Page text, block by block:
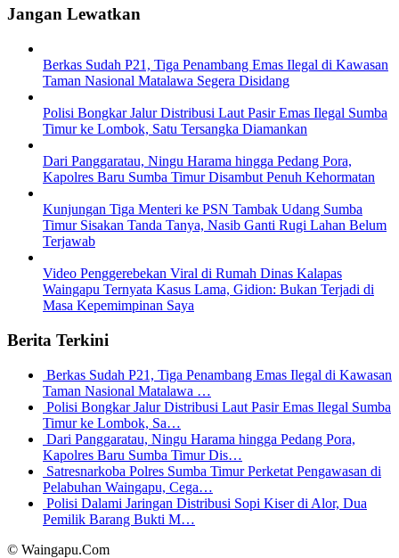
Jangan Lewatkan
Berkas Sudah P21, Tiga Penambang Emas Ilegal di Kawasan
Taman Nasional Matalawa Segera Disidang
Polisi Bongkar Jalur Distribusi Laut Pasir Emas Ilegal Sumba
Timur ke Lombok, Satu Tersangka Diamankan
Dari Panggaratau, Ningu Harama hingga Pedang Pora,
Kapolres Baru Sumba Timur Disambut Penuh Kehormatan
Kunjungan Tiga Menteri ke PSN Tambak Udang Sumba
Timur Sisakan Tanda Tanya, Nasib Ganti Rugi Lahan Belum
Terjawab
Video Penggerebekan Viral di Rumah Dinas Kalapas
Waingapu Ternyata Kasus Lama, Gidion: Bukan Terjadi di
Masa Kepemimpinan Saya
Berita Terkini
Berkas Sudah P21, Tiga Penambang Emas Ilegal di Kawasan
Taman Nasional Matalawa …
Polisi Bongkar Jalur Distribusi Laut Pasir Emas Ilegal Sumba
Timur ke Lombok, Sa…
Dari Panggaratau, Ningu Harama hingga Pedang Pora,
Kapolres Baru Sumba Timur Dis…
Satresnarkoba Polres Sumba Timur Perketat Pengawasan di
Pelabuhan Waingapu, Cega…
Polisi Dalami Jaringan Distribusi Sopi Kiser di Alor, Dua
Pemilik Barang Bukti M…
© Waingapu.Com